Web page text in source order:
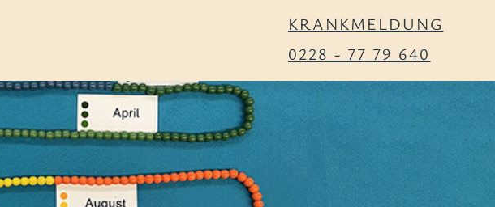
0228 - 77 79 640
KRANKMELDUNG